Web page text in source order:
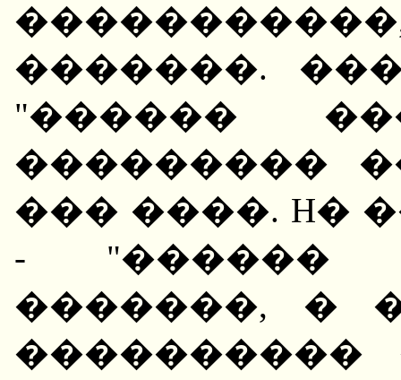
�������.
"������
���������
��� ����. H�
- "������
�������, �
����������